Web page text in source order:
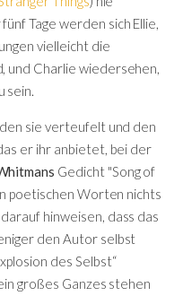
Tage werden sich Ellie,
vielleicht die
und Charlie wiedersehen,
sein.
sie verteufelt und den
er ihr anbietet, bei der
Gedicht "Song of
poetischen Worten nichts
hinweisen, dass das
den Autor selbst
des Selbst“
großes Ganzes stehen